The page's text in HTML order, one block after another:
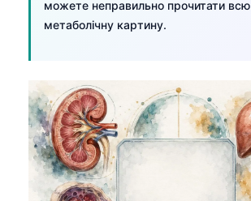
можете неправильно прочитати всю
метаболічну картину.